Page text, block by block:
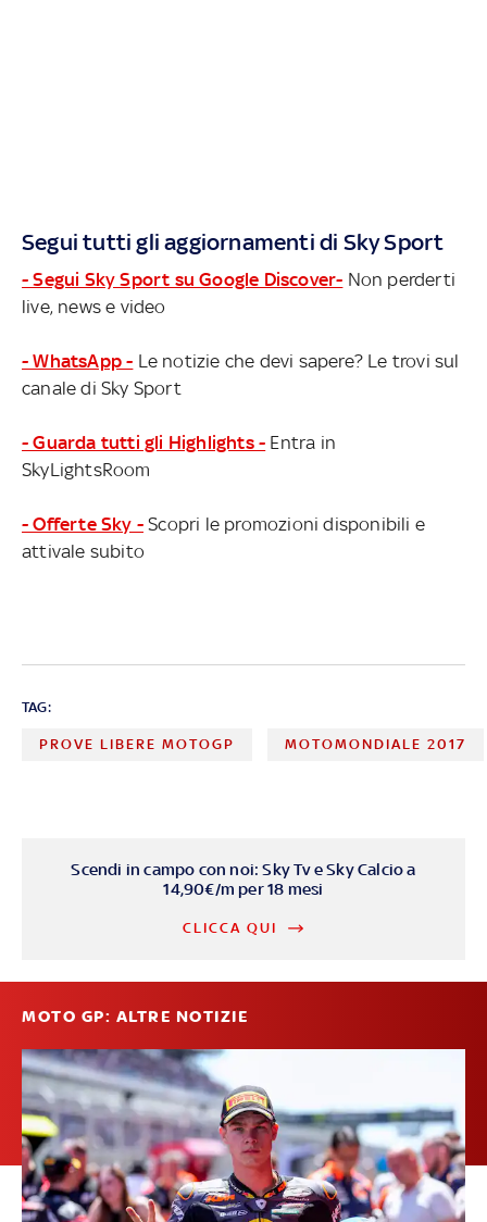
Segui tutti gli aggiornamenti di Sky Sport
- Segui Sky Sport su Google Discover- Non perderti
live, news e video
- WhatsApp - Le notizie che devi sapere? Le trovi sul
canale di Sky Sport
- Guarda tutti gli Highlights - Entra in
SkyLightsRoom
- Offerte Sky - Scopri le promozioni disponibili e
attivale subito
TAG:
PROVE LIBERE MOTOGP MOTOMONDIALE 2017
Scendi in campo con noi: Sky Tv e Sky Calcio a
14,90€/m per 18 mesi
CLICCA QUI
MOTO GP: ALTRE NOTIZIE